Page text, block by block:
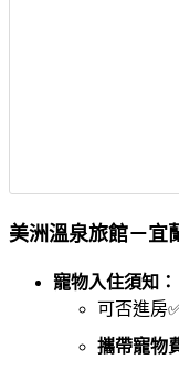
美洲溫泉旅館－宜
寵物入住須知：
可否進房
攜帶寵物